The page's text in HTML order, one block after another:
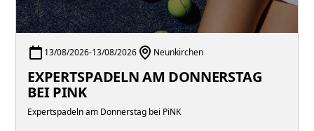
13/08/2026-13/08/2026 Neunkirchen
EXPERTSPADELN AM DONNERSTAG
BEI PINK
Expertspadeln am Donnerstag bei PiNK